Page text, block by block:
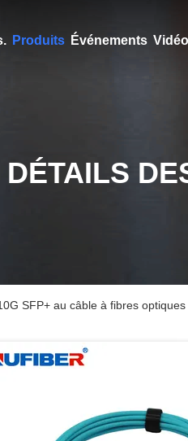
Produits Événements
DÉTAILS
SFP+ au câble à fibres